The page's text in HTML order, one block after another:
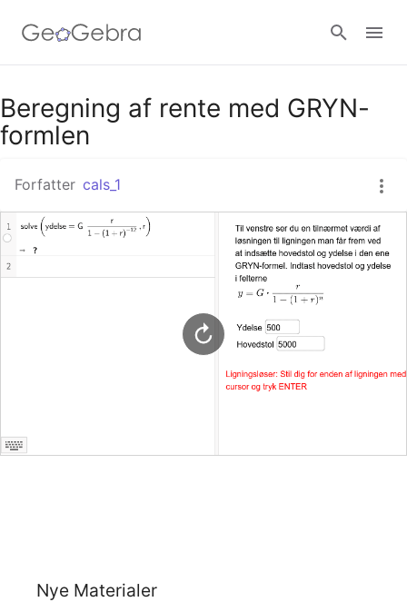
Google Classroom
Beregning af rente med GRYN-
formlen
Forfatter cals_1
Nye Materialer